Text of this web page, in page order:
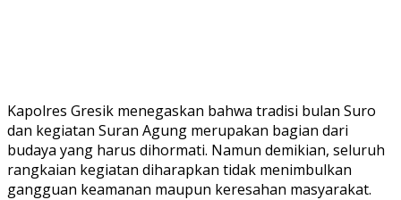
Kapolres Gresik menegaskan bahwa tradisi bulan Suro
dan kegiatan Suran Agung merupakan bagian dari
budaya yang harus dihormati. Namun demikian, seluruh
rangkaian kegiatan diharapkan tidak menimbulkan
gangguan keamanan maupun keresahan masyarakat.